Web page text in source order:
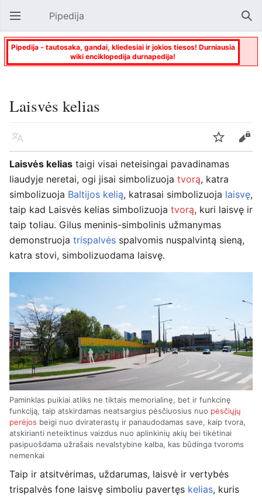
Atverti pagrindinį meniu Pipedija
Pipedija - tautosaka, gandai, kliedesiai ir jokios tiesos! Durniausia
wiki enciklopedija durnapedija!
Laisvės kelias
Kalba Stebėti
Keisti
Laisvės kelias taigi visai neteisingai pavadinamas
liaudyje neretai, ogi jisai simbolizuoja tvorą, katra
simbolizuoja Baltijos kelią, katrasai simbolizuoja laisvę,
taip kad Laisvės kelias simbolizuoja tvorą, kuri laisvę ir
taip toliau. Gilus meninis-simbolinis užmanymas
demonstruoja trispalvės spalvomis nuspalvintą sieną,
katra stovi, simbolizuodama laisvę.
Paminklas puikiai atliks ne tiktais memorialinę, bet ir funkcinę
funkciją, taip atskirdamas neatsargius pėsčiuosius nuo pėsčiųjų
perėjos beigi nuo dviraterastų ir panaudodamas save, kaip tvora,
atskirianti neteiktinus vaizdus nuo aplinkinių akių bei tikėtinai
pasipuošdama užrašais nevalstybine kalba, kas būdinga tvoroms
nemenkai
Taip ir atsitvėrimas, uždarumas, laisvė ir vertybės
trispalvės fone laisvę simboliu pavertęs kelias, kuris